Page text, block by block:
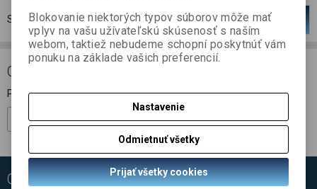
Strana1z1Celkom1záznamov
ODBER NOVINIEK
Prihláste sa k odberu noviniek
Registrovať
ODKAZY
Blokovanie niektorých typov súborov môže mať
vplyv na vašu užívateľskú skúsenosť s naším
webom, taktiež nebudeme schopní poskytnúť vám
ponuku na základe vašich preferencií.
Nastavenie
Odmietnuť všetky
Prijať všetky cookies